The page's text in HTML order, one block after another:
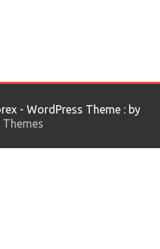
- WordPress Theme : by
Themes